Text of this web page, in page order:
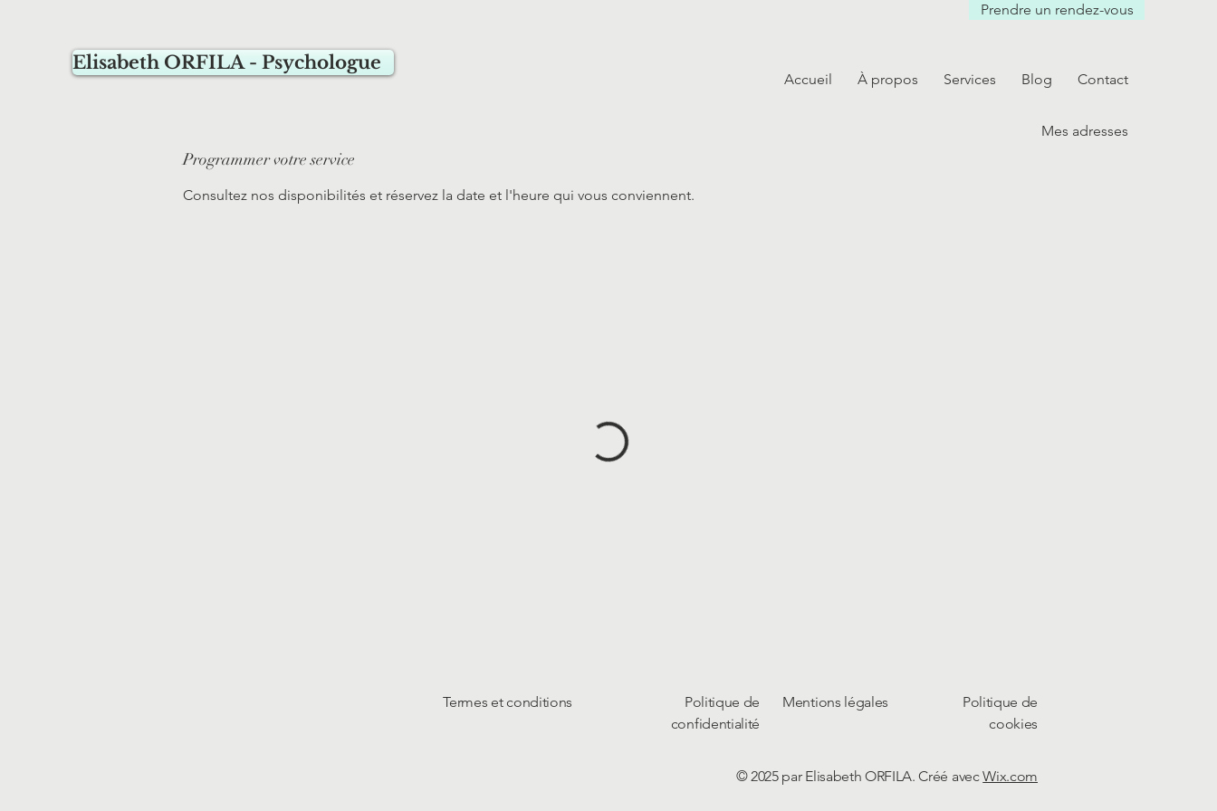
Elisabeth ORFILA - Psychologue
Prendre un rendez-vous
Accueil À propos Services Blog Contact
Mes adresses
Programmer votre service
Consultez nos disponibilités et réservez la date et l'heure qui vous conviennent.
Termes et conditions
Politique de
confidentialité
Mentions légales
Politique de
cookies
© 2025 par Elisabeth ORFILA. Créé avecWix.com